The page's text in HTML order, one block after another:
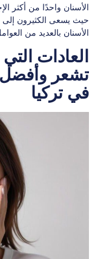
الأسنان واحدًا من أكثر
حيث يسعى الكثيرون إلى
الأسنان بالعديد من
العادات
تشعر وأفضل
في تركيا